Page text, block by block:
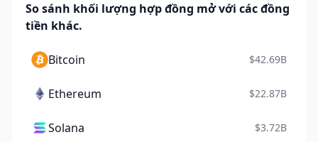
So sánh khối lượng hợp đồng mở với các đồng
tiền khác.
Bitcoin $42.69B
Ethereum $22.87B
Solana $3.72B